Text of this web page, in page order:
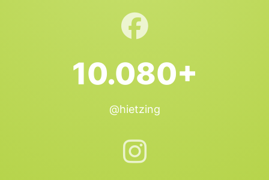
10.080+
@hietzing